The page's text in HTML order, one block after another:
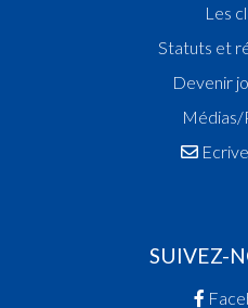
Les
Statuts et
Devenir
Médias/
SUIVEZ-